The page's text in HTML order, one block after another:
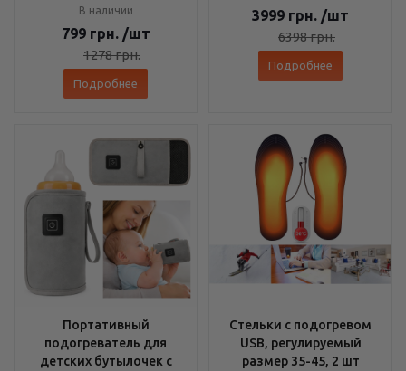
В наличии
799 грн. /шт
1278грн.
Подробнее
3999 грн. /шт
6398грн.
Подробнее
Портативный
подогреватель для
детских бутылочек с
Стельки с подогревом
USB, регулируемый
размер 35-45, 2 шт